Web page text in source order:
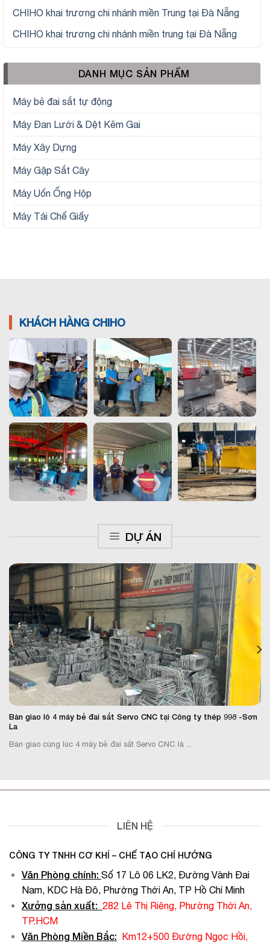
CHIHO khai trương chi nhánh miền Trung tại Đà Nẵng
CHIHO khai trương chi nhánh miền trung tại Đà Nẵng
DANH MỤC SẢN PHẨM
Máy bẻ đai sắt tự động
Máy Đan Lưới & Dệt Kẽm Gai
Máy Xây Dựng
Máy Gập Sắt Cây
Máy Uốn Ống Hộp
Máy Tái Chế Giấy
KHÁCH HÀNG CHIHO
DỰ ÁN
Bàn giao lô 4 máy bẻ đai sắt Servo CNC tại Công ty thép 998 -Sơn
La
Bàn giao cùng lúc 4 máy bẻ đai sắt Servo CNC là ...
LIÊN HỆ
CÔNG TY TNHH CƠ KHÍ – CHẾ TẠO CHÍ HƯỚNG
Văn Phòng chính: Số 17 Lô 06 LK2, Đường Vành Đai
Nam, KDC Hà Đô, Phường Thới An, TP Hồ Chí Minh
Xưởng sản xuất: 282 Lê Thị Riêng, Phường Thới An,
TP.HCM
Văn Phòng Miền Bắc:
Km12+500 Đường Ngọc Hồi,